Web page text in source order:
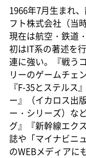
1966年7月生まれ
フト株式会社（当
現在は航空・鉄道
初はIT系の著述を
連に強い。『戦う
リーのゲームチェ
『F-35とステルス
ー』（イカロス出
ー・シリーズ）な
グ』『新幹線エク
誌や「マイナビニ
のWEBメディアに